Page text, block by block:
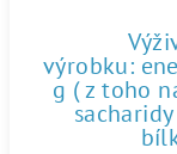
výrobku:
g ( z toho